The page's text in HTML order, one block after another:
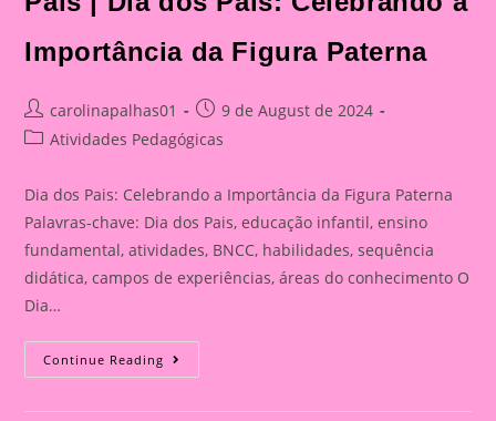
Celebrando
Importância
Da
Importância da Figura Paterna
Post
author:
carolinapalhas01
Post
published:
9 de August de 2024
PostAtividades Pedagógicas
Dia dos Pais: Celebrando a Importância da Figura Paterna
Palavras-chave: Dia dos Pais, educação infantil, ensino
fundamental, atividades, BNCC, habilidades, sequência
didática, campos de experiências, áreas do conhecimento O
Dia…
Continue Reading Cartão
Lembrança
O